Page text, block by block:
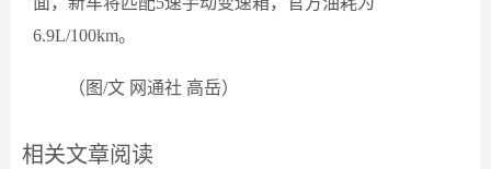
6.9L/100km。
（图/文 网通社 高岳）
相关文章阅读